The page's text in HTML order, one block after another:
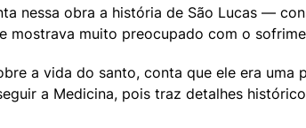
nessa obra a história de São Lucas —
mostrava muito preocupado com o
a vida do santo, conta que ele era
a Medicina, pois traz detalhes